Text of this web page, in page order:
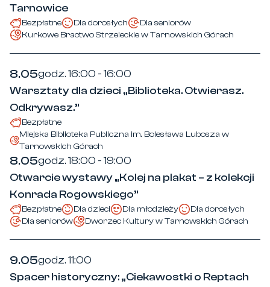
Tarnowice
Bezpłatne Dla dorosłych
Dla seniorów
Kurkowe Bractwo Strzeleckie w Tarnowskich Górach
8.05godz. 16:00 - 16:00
Warsztaty dla dzieci „Biblioteka. Otwierasz.
Odkrywasz.”
Bezpłatne
Miejska Biblioteka Publiczna im. Bolesława Lubosza w
Tarnowskich Górach
8.05godz. 18:00 - 19:00
Otwarcie wystawy „Kolej na plakat – z kolekcji
Konrada Rogowskiego”
Bezpłatne Dla dzieci Dla młodzieży
Dla dorosłych
Dla seniorów
Dworzec Kultury w Tarnowskich Górach
9.05godz. 11:00
Spacer historyczny: „Ciekawostki o Reptach